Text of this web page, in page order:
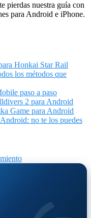
pierdas nuestra guía con
para Android e iPhone.
Honkai Star Rail
los métodos que
paso a paso
2 para Android
Game para Android
no te los puedes